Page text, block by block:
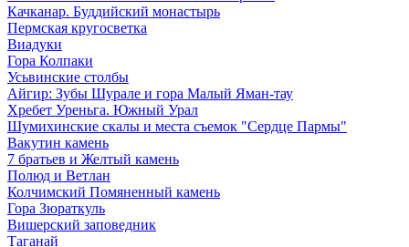
Качканар. Буддийский монастырь
Пермская кругосветка
Виадуки
Гора Колпаки
Усьвинские столбы
Айгир: Зубы Шурале и гора Малый Яман-тау
Хребет Уреньга. Южный Урал
Шумихинские скалы и места съемок "Сердце Пармы"
Вакутин камень
7 братьев и Желтый камень
Полюд и Ветлан
Колчимский Помяненный камень
Гора Зюраткуль
Вишерский заповедник
Таганай